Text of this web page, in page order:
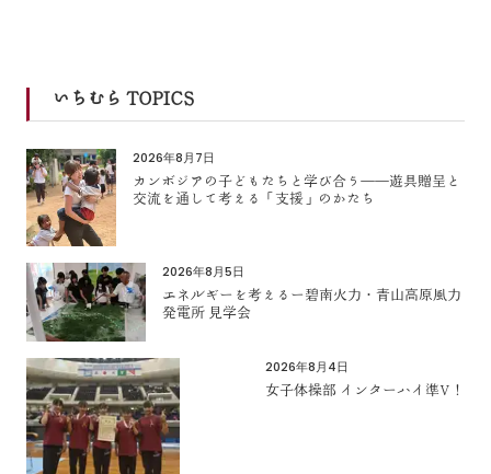
いちむら TOPICS
2026年8月7日
カンボジアの子どもたちと学び合う――遊具贈呈と
交流を通して考える「支援」のかたち
2026年8月5日
エネルギーを考えるー碧南火力・青山高原風力
発電所 見学会
2026年8月4日
女子体操部 インターハイ準V！